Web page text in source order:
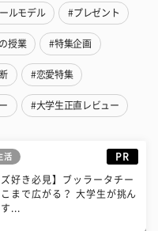
ルモデル #プレゼント
授業 #特集企画
#恋愛特集
#大学生正直レビュー
活 PR
ズ好き必見】ブッラータチー
まで広がる？ 大学生が挑ん
...